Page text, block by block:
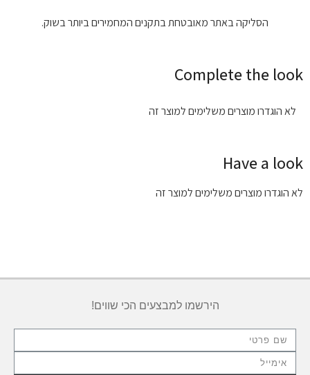
הסליקה באתר מאובטחת בתקנים המחמירים ביותר בשוק.
Complete the look
לא הוגדרו מוצרים משלימים למוצר זה
Have a look
לא הוגדרו מוצרים משלימים למוצר זה
הירשמו למבצעים הכי שווים!